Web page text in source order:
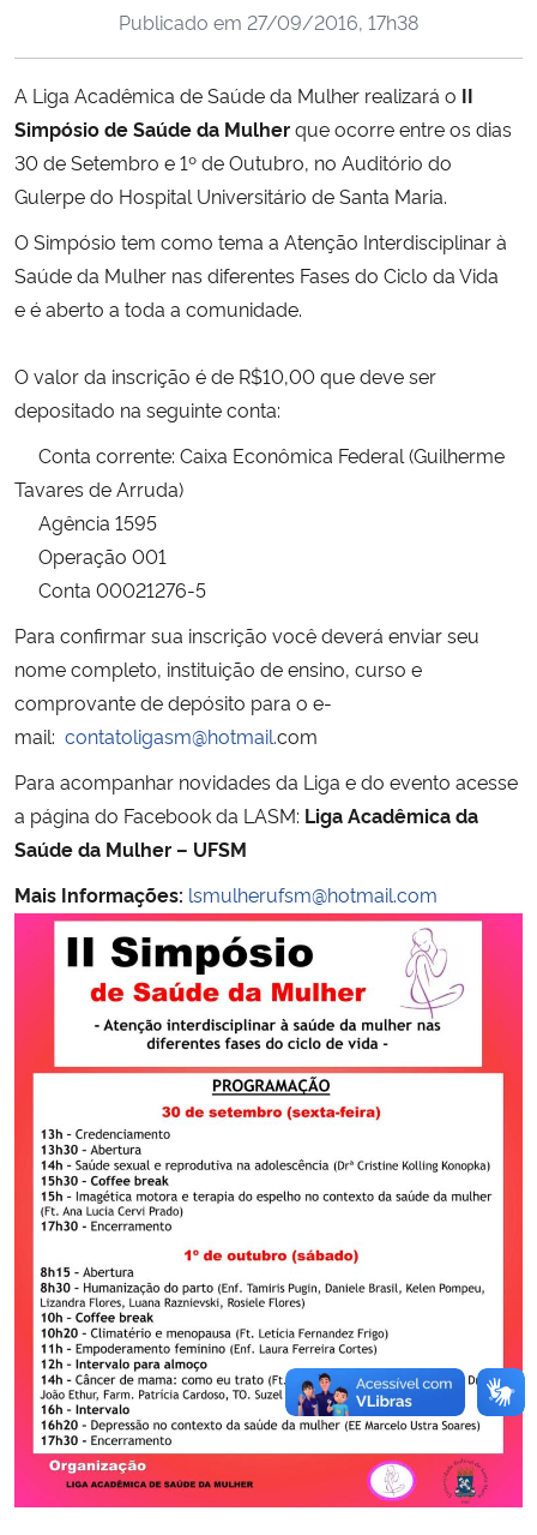
Ministério da Cidadania
Ministério de Minas e Energia
Ministério da Ciência, Tecnologia, Inovações e Comunicações
Ministério do Meio Ambiente
Ministério do Desenvolvimento Regional
Controladoria-Geral da União
Ministério da Mulher, da Família e dos Direitos Humanos
Secretaria-Geral
Gabinete de Segurança Institucional
Advocacia-Geral da União
Banco Central do Brasil
Planalto
Publicado em 27/09/2016, 17h38
A Liga Acadêmica de Saúde da Mulher realizará o II
Simpósio de Saúde da Mulherque ocorre entre os dias
30 de Setembro e 1º de Outubro, no Auditório do
Gulerpe do Hospital Universitário de Santa Maria.
O Simpósio tem como tema a Atenção Interdisciplinar à
Saúde da Mulher nas diferentes Fases do Ciclo da Vida
e é aberto a toda a comunidade.
O valor da inscrição é de R$10,00 que deve ser
depositado na seguinte conta:
Conta corrente: Caixa Econômica Federal (Guilherme
Tavares de Arruda)
Agência 1595
Operação 001
Conta 00021276-5
Para confirmar sua inscrição você deverá enviar seu
nome completo, instituição de ensino, curso e
comprovante de depósito para o e-
mail: contatoligasm@hotmail.com
Para acompanhar novidades da Liga e do evento acesse
a página do Facebook da LASM: Liga Acadêmica da
Saúde da Mulher – UFSM
Mais Informações: lsmulherufsm@hotmail.com